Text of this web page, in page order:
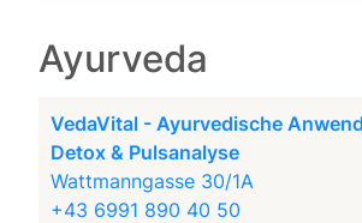
Ayurveda
VedaVital - Ayurvedische
Detox & Pulsanalyse
Wattmanngasse 30/1A
+43 6991 890 40 50